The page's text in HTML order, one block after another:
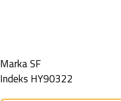
MarkaSF
Indeks HY90322